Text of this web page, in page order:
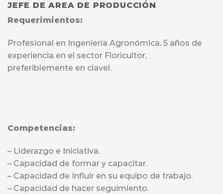
JEFE DE AREA DE PRODUCCIÓN
Requerimientos:
Profesional en Ingeniería Agronómica. 5 años de
experiencia en el sector Floricultor,
preferiblemente en clavel.
Competencias:
– Liderazgo e Iniciativa.
– Capacidad de formar y capacitar.
– Capacidad de Influir en su equipo de trabajo.
– Capacidad de hacer seguimiento.